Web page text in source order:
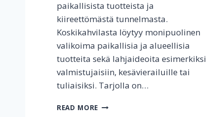
V
E
L
S
paikallisista tuotteista ja
kiireettömästä tunnelmasta.
Koskikahvilasta löytyy monipuolinen
valikoima paikallisia ja alueellisia
tuotteita sekä lahjaideoita esimerkiksi
valmistujaisiin, kesävierailuille tai
tuliaisiksi. Tarjolla on…
READ MORE K